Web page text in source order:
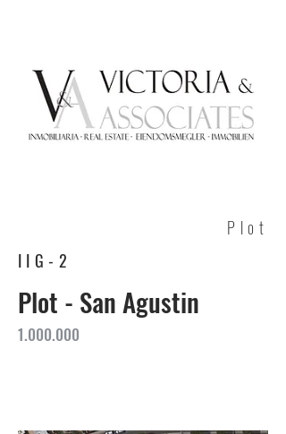
Plot
IIG-2
Plot - San Agustin
1.000.000